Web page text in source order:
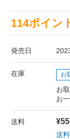
114ポイン
発売日
在庫 お
お
お
送料
送